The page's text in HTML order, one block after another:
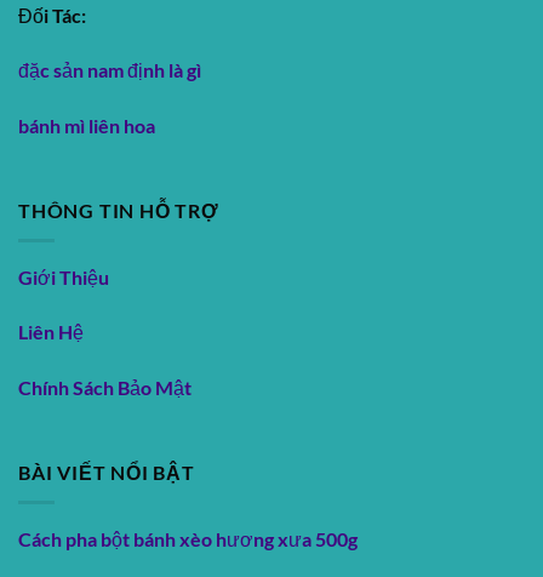
Đối Tác:
đặc sản nam định là gì
bánh mì liên hoa
THÔNG TIN HỖ TRỢ
Giới Thiệu
Liên Hệ
Chính Sách Bảo Mật
BÀI VIẾT NỔI BẬT
Cách pha bột bánh xèo hương xưa 500g